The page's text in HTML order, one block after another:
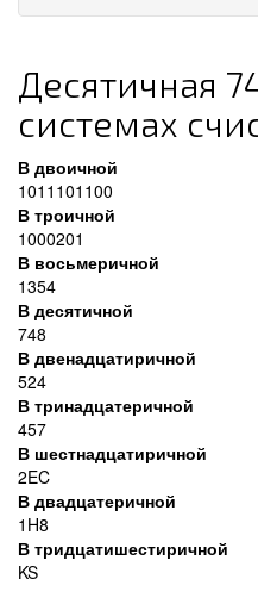
Десятичная
системах
В двоичной
1011101100
В троичной
1000201
В восьмеричной
1354
В десятичной
748
В двенадцатиричной
524
В тринадцатеричной
457
В шестнадцатиричной
2EC
В двадцатеричной
1H8
В тридцатишестиричной
KS